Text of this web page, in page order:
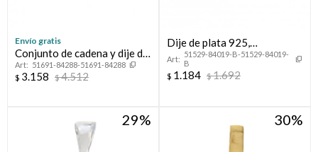
Envío gratis
Conjunto de cadena y dije de
plata 95 , TE AMO MAMÁ.
51691-84288-51691-84288
$ 3.158 $4.512
Dije de plata 925,
CORAZON PASANTE.
51529-84019-B-51529-84019-
B
$ 1.184 $1.692
29 30